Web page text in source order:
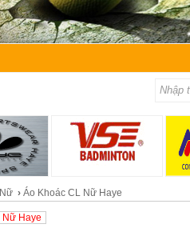
› Áo Khoác CL Nữ Haye
Nữ Haye